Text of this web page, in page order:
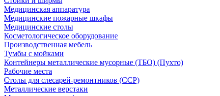
Медицинская аппаратура
Медицинские пожарные шкафы
Медицинские столы
Косметологическое оборудование
Производственная мебель
Тумбы с мойками
Контейнеры металлические мусорные (ТБО) (Пухто)
Рабочие места
Столы для слесарей-ремонтников (ССР)
Металлические верстаки